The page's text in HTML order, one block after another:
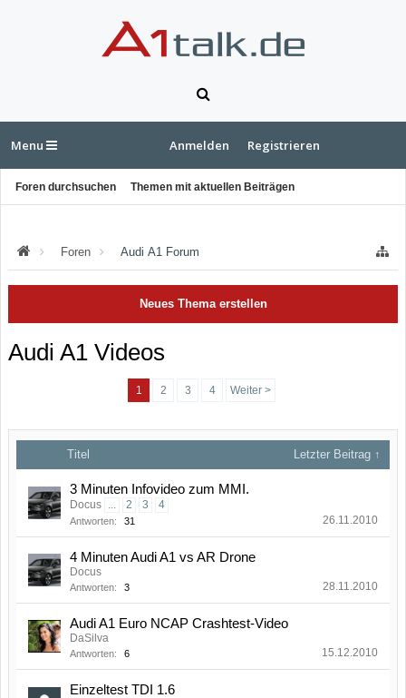
Menu
Foren durchsuchen Themen mit aktuellen Beiträgen
Anmelden Registrieren
Foren Audi A1 Forum
Neues Thema erstellen
Audi A1 Videos
1 2 3 4 Weiter >
Titel Letzter Beitrag ↑
3 Minuten Infovideo zum MMI.
Docus ... 2 3 4
Antworten: 31 26.11.2010
4 Minuten Audi A1 vs AR Drone
Docus
Antworten: 3 28.11.2010
Audi A1 Euro NCAP Crashtest-Video
DaSilva
Antworten: 6 15.12.2010
Einzeltest TDI 1.6